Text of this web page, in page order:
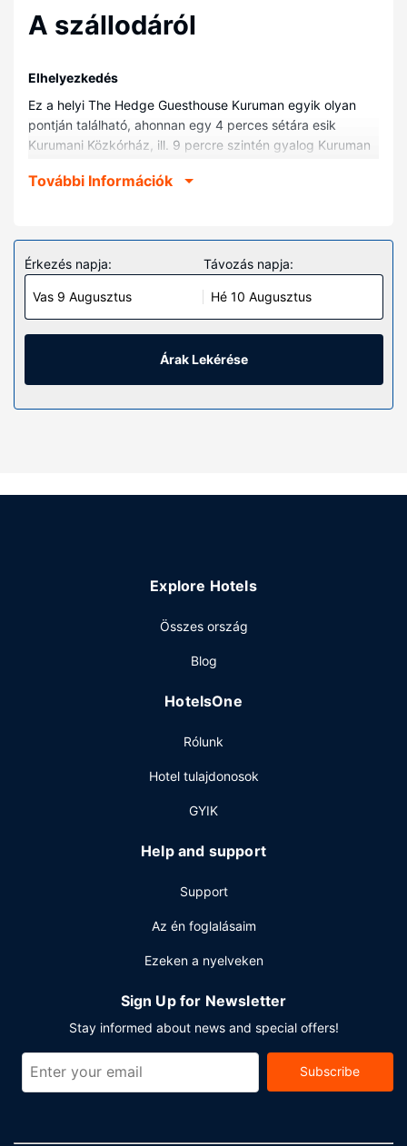
A szállodáról
Elhelyezkedés
Ez a helyi The Hedge Guesthouse Kuruman egyik olyan
pontján található, ahonnan egy 4 perces sétára esik
Kurumani Közkórház, ill. 9 percre szintén gyalog Kuruman
Segonyana Önkormányzat, ill. 1,6 km-re Ga-Segonaya
Helyezze magát kényelembe a(z) 10 légkondicionált
szoba egyikében. Ingyenes vezeték nélküli internet-
hozzáférés és a televíziókon nézhető digitális csatornák
kínálata mind a vendégek kikapcsolódását szolgálja. A
kényelmi felszerelések és szolgáltatások közé tartozik
íróasztal és kávé-/teafőzők.
Az ingatlanhoz tartozó felszereltség
Hogy tejesen ellazuljon és kikapcsoljon, gyönyörködjön
például a(z) szabadtéri medence. A vendégház
The Hedge Guesthouse vendégei a helyi étterem
parkolás biztosított a helyszínen.
További Információk
Érkezés napja:
Vas 9 Augusztus
Távozás napja:
Hé 10 Augusztus
Árak Lekérése
Explore Hotels
Összes ország
Blog
HotelsOne
Rólunk
Hotel tulajdonosok
GYIK
Help and support
Support
Az én foglalásaim
Ezeken a nyelveken
Sign Up for Newsletter
Stay informed about news and special offers!
Subscribe